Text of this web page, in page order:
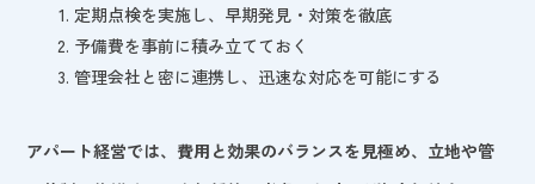
定期点検を実施し、早期発見・対策を徹底
予備費を事前に積み立てておく
管理会社と密に連携し、迅速な対応を可能にする
アパート経営では、費用と効果のバランスを見極め、立地や管